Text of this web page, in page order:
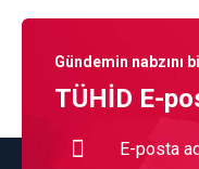
Gündemin nabzını
TÜHİD E-